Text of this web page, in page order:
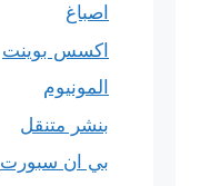
اصباغ
اكسس بوينت
المونيوم
بنشر متنقل
بي ان سبورت